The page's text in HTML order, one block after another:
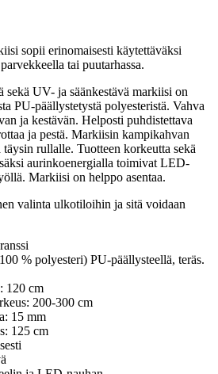
sopii erinomaisesti käytettäväksi
tai puutarhassa.
UV- ja säänkestävä markiisi on
PU-päällystetystä polyesteristä. Vahva
ja kestävän. Helposti puhdistettava
ja pestä. Markiisin kampikahvan
täysin rullalle. Tuotteen korkeutta sekä
aurinkoenergialla toimivat LED-
Markiisi on helppo asentaa.
valinta ulkotiloihin ja sitä voidaan
% polyesteri) PU-päällysteellä, teräs.
120 cm
200-300 cm
15 mm
125 cm